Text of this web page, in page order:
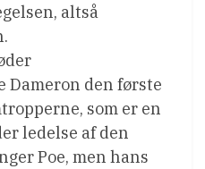
altså
Dameron den første
som er en
ledelse af den
Poe, men hans